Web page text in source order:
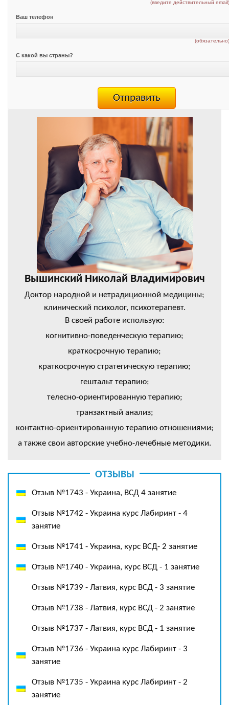
(введите действительный
Ваш телефон
С какой вы страны?
Вышинский Николай Владимирович
Доктор народной и нетрадиционной медицины;
клинический психолог, психотерапевт.
В своей работе использую:
когнитивно-поведенческую терапию;
краткосрочную терапию;
краткосрочную стратегическую терапию;
гештальт терапию;
телесно-ориентированную терапию;
транзактный анализ;
контактно-ориентированную терапию отношениями;
а также свои авторские учебно-лечебные методики.
ОТЗЫВЫ
Отзыв №1743 - Украина, ВСД 4 занятие
Отзыв №1742 - Украина курс Лабиринт - 4
занятие
Отзыв №1741 - Украина, курс ВСД- 2 занятие
Отзыв №1740 - Украина, курс ВСД - 1 занятие
Отзыв №1739 - Латвия, курс ВСД - 3 занятие
Отзыв №1738 - Латвия, курс ВСД - 2 занятие
Отзыв №1737 - Латвия, курс ВСД - 1 занятие
Отзыв №1736 - Украина курс Лабиринт - 3
занятие
Отзыв №1735 - Украина курс Лабиринт - 2
занятие